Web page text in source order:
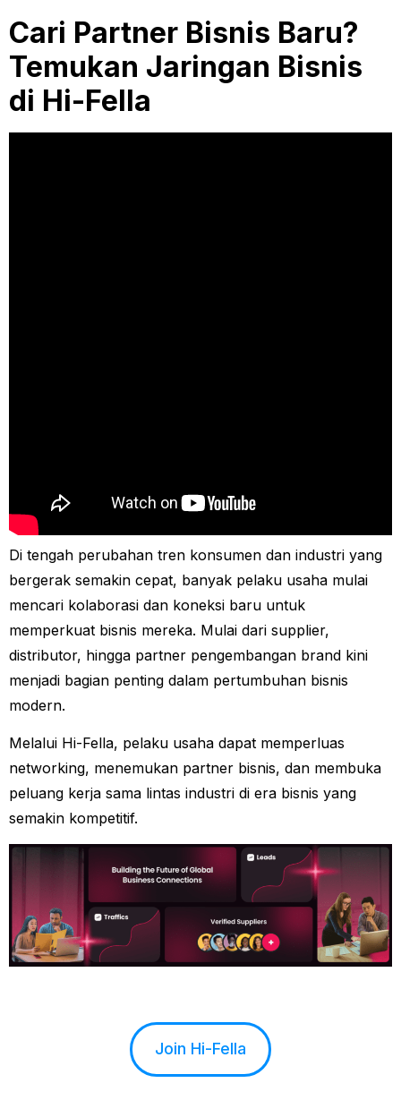
Cari Partner Bisnis Baru?
Temukan Jaringan Bisnis
di Hi-Fella
Di tengah perubahan tren konsumen dan industri yang
bergerak semakin cepat, banyak pelaku usaha mulai
mencari kolaborasi dan koneksi baru untuk
memperkuat bisnis mereka. Mulai dari supplier,
distributor, hingga partner pengembangan brand kini
menjadi bagian penting dalam pertumbuhan bisnis
modern.
Melalui Hi-Fella, pelaku usaha dapat memperluas
networking, menemukan partner bisnis, dan membuka
peluang kerja sama lintas industri di era bisnis yang
semakin kompetitif.
Join Hi-Fella